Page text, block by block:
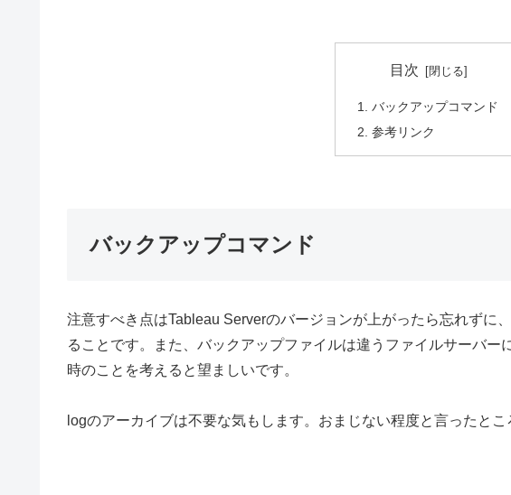
目次
バックアップコマンド
参考リンク
バックアップコマンド
注意すべき点はTableau Serverのバージョンが上がったら忘れずに
ることです。また、バックアップファイルは違うファイルサーバー
時のことを考えると望ましいです。
logのアーカイブは不要な気もします。おまじない程度と言ったとこ